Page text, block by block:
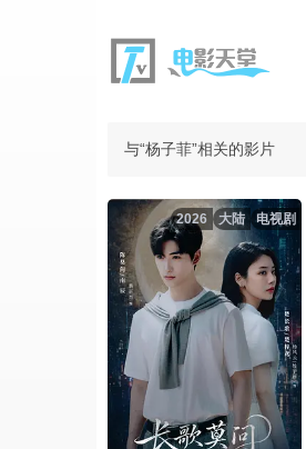
与“杨子菲”相关的影片
电视剧
大陆
2026